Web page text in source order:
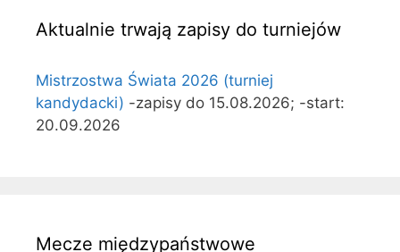
Aktualnie trwają zapisy do turniejów
Mistrzostwa Świata 2026 (turniej
kandydacki) -zapisy do 15.08.2026; -start:
20.09.2026
Mecze międzypaństwowe